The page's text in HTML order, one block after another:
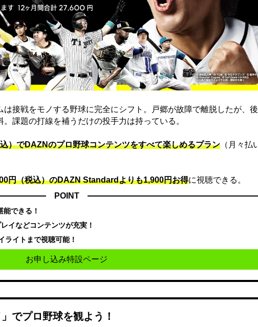
接戦をモノする野球に完全にシフト。戸郷が故障で離脱したが、
課題の打線を補うだけの投手力は持っている。
）でDAZNのプロ野球コンテンツをすべて楽しめるプラン （月々払
円（税込）のDAZN Standard​よりも1,900円お得に視聴できる。
POINT
能できる！
イなどコンテンツが充実！
ライトまで視聴可能！
お申し込み特設ページ
でプロ野球を観よう！